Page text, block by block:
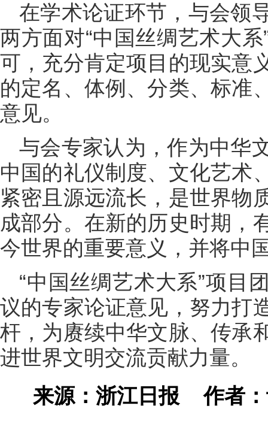
在学术论证环节，与会领
两方面对“中国丝绸艺术大
可，充分肯定项目的现实意
的定名、体例、分类、标准
意见。
与会专家认为，作为中华
中国的礼仪制度、文化艺术
紧密且源远流长，是世界物
成部分。在新的历史时期，
今世界的重要意义，并将中
“中国丝绸艺术大系”项目
议的专家论证意见，努力打
杆，为赓续中华文脉、传承
进世界文明交流贡献力量。
来源：浙江日报作者